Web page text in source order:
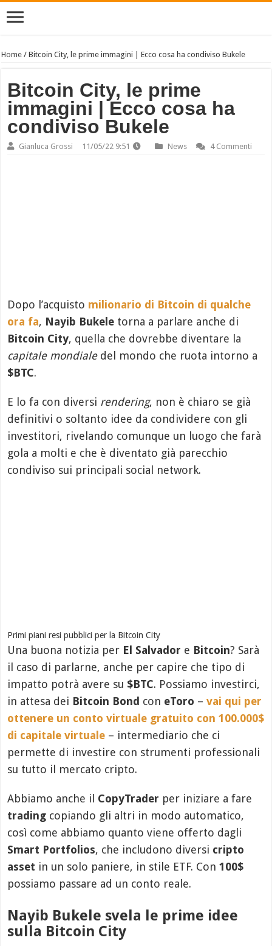
Home /Bitcoin City, le prime immagini | Ecco cosa ha condiviso Bukele
Bitcoin City, le prime
immagini | Ecco cosa ha
condiviso Bukele
Gianluca Grossi 11/05/22 9:51 News 4 Commenti
Dopo l’acquisto milionario di Bitcoin di qualche
ora fa, Nayib Bukele torna a parlare anche di
Bitcoin City, quella che dovrebbe diventare la
capitale mondialedel mondo che ruota intorno a
$BTC.
E lo fa con diversi rendering, non è chiaro se già
definitivi o soltanto idee da condividere con gli
investitori, rivelando comunque un luogo che farà
gola a molti e che è diventato già parecchio
condiviso sui principali social network.
Primi piani resi pubblici per la Bitcoin City
Una buona notizia per El Salvador e Bitcoin? Sarà
il caso di parlarne, anche per capire che tipo di
impatto potrà avere su $BTC. Possiamo investirci,
in attesa dei Bitcoin Bond con eToro –vai qui per
ottenere un conto virtuale gratuito con 100.000$
di capitale virtuale – intermediario che ci
permette di investire con strumenti professionali
su tutto il mercato cripto.
Abbiamo anche il CopyTrader per iniziare a fare
trading copiando gli altri in modo automatico,
così come abbiamo quanto viene offerto dagli
Smart Portfolios, che includono diversi cripto
asset in un solo paniere, in stile ETF. Con100$
possiamo passare ad un conto reale.
Nayib Bukele svela le prime idee
sulla Bitcoin City